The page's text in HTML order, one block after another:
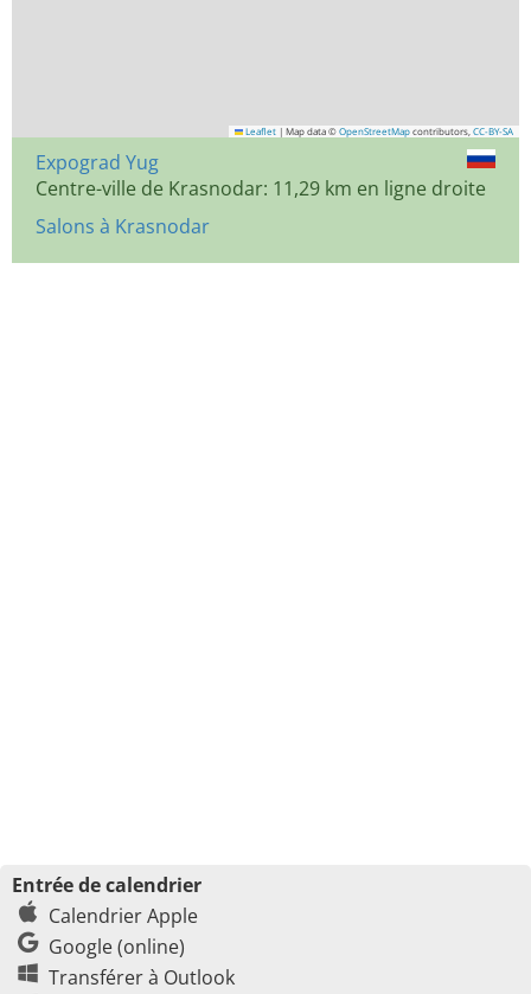
Leaflet | Map data © OpenStreetMap contributors, CC-BY-SA
Expograd Yug
Centre-ville de Krasnodar: 11,29 km en ligne droite
Salons à Krasnodar
Entrée de calendrier
Calendrier Apple
Google (online)
Transférer à Outlook